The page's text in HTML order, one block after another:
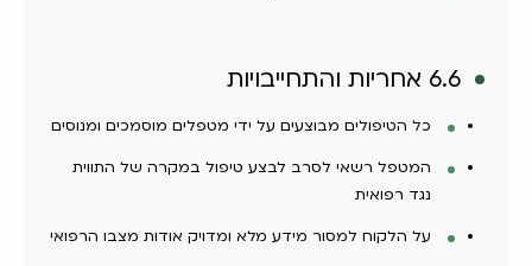
6.6 אחריות והתחייבויות
כל הטיפולים מבוצעים על ידי מטפלים מוסמכים ומנוסים
המטפל רשאי לסרב לבצע טיפול במקרה של התווית
נגד רפואית
על הלקוח למסור מידע מלא ומדויק אודות מצבו הרפואי